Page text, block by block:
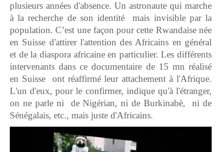
plusieurs années d'absence. Un astronaute qui marche
à la recherche de son identité mais invisible par la
population. C’est une façon pour cette Rwandaise née
en Suisse d'attirer l'attention des Africains en général
et de la diaspora africaine en particulier. Les différents
intervenants dans ce documentaire de 15 mn réalisé
en Suisse ont réaffirmé leur attachement à l'Afrique.
L'un d'eux, pour le confirmer, indique qu'à l'étranger,
on ne parle ni de Nigérian, ni de Burkinabè, ni de
Sénégalais, etc., mais juste d'Africains.